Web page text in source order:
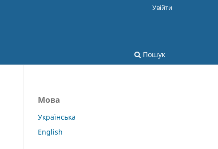
Пошук
Увійти
Мова
Українська
English